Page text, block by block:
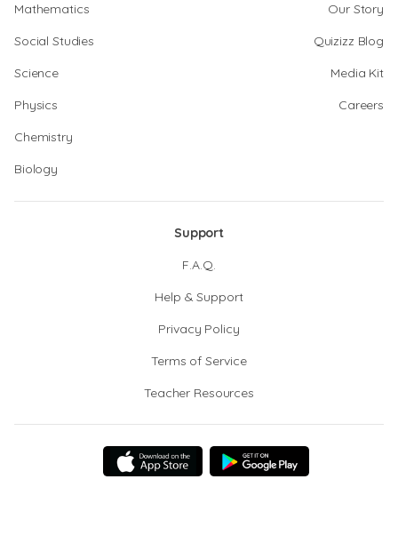
Mathematics
Social Studies
Science
Physics
Chemistry
Biology
Our Story
Quizizz Blog
Media Kit
Careers
Support
F.A.Q.
Help & Support
Privacy Policy
Terms of Service
Teacher Resources